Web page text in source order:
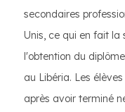
secondaires
Unis, ce qui en fait la
l'obtention du
au Libéria. Les
après avoir terminé